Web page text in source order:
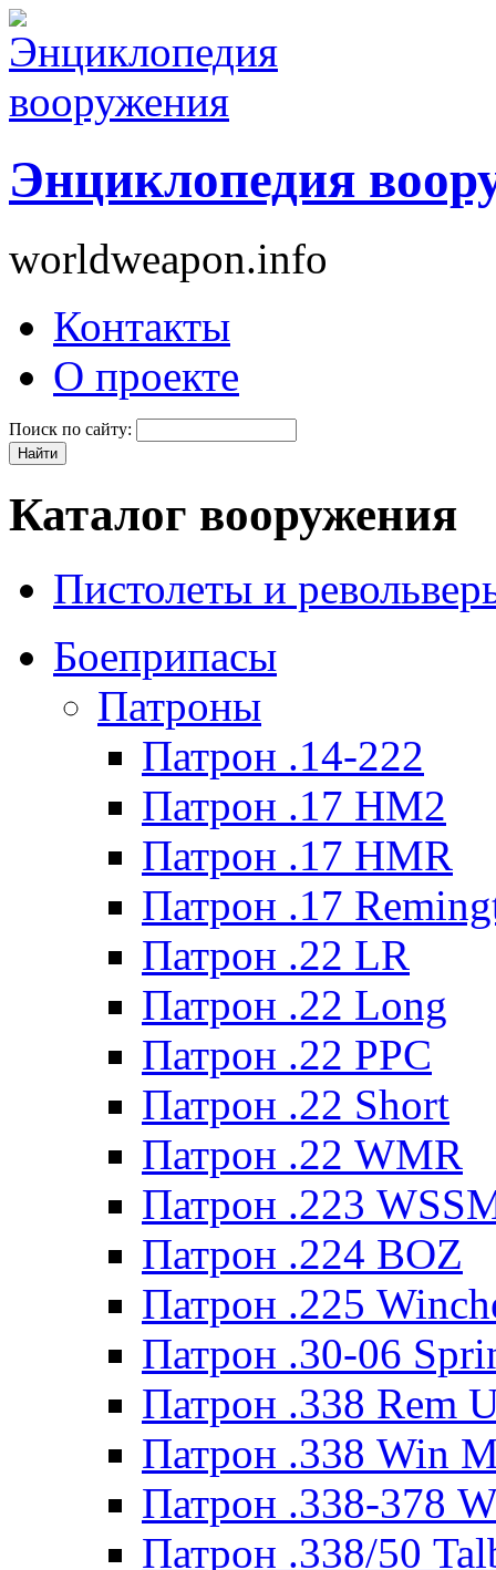
Энциклопедия
worldweapon.info
Контакты
О проекте
Поиск по сайту:
Каталог вооружения
Пистолеты и
Боеприпасы
Патроны
Патрон .14-222
Патрон .17 HM2
Патрон .17 HMR
Патрон .17
Патрон .22 LR
Патрон .22 Long
Патрон .22 PPC
Патрон .22 Short
Патрон .22 WMR
Патрон .223
Патрон .224 BOZ
Патрон .225
Патрон .30-06
Патрон .338 Rem
Патрон .338 Win
Патрон .338-378
Патрон .338/50